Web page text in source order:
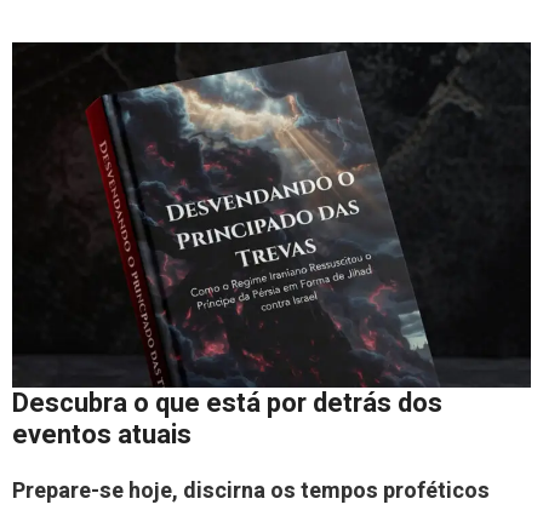
Descubra o que está por detrás dos
eventos atuais
Prepare-se hoje, discirna os tempos proféticos